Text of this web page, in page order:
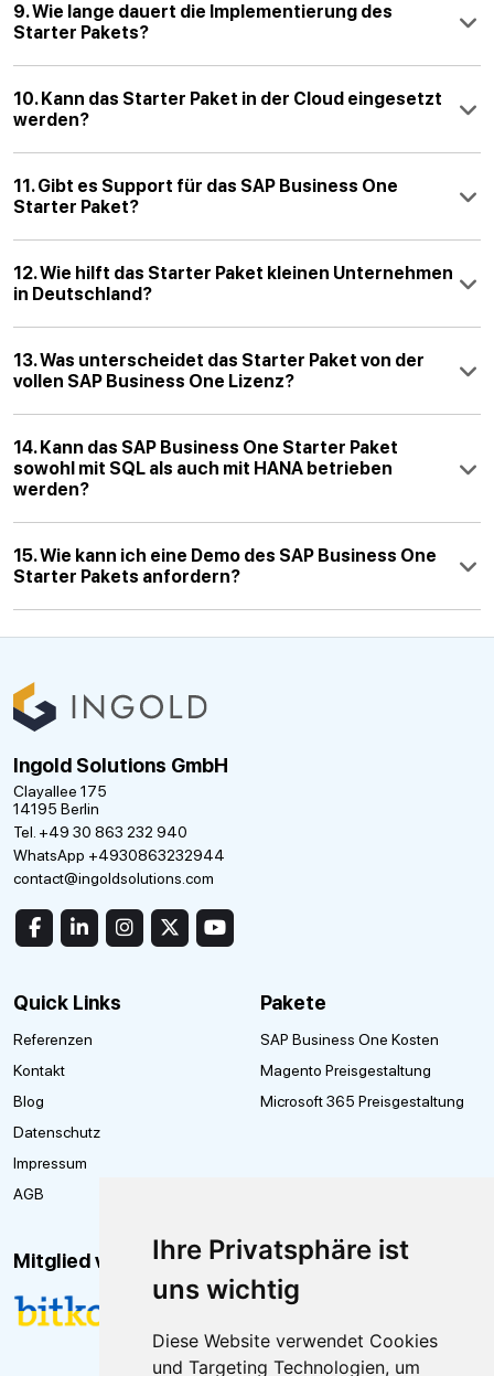
Ihre Privatsphäre ist
uns wichtig
Diese Website verwendet Cookies
und Targeting Technologien, um
9. Wie lange dauert die Implementierung des
Starter Pakets?
10. Kann das Starter Paket in der Cloud eingesetzt
werden?
11. Gibt es Support für das SAP Business One
Starter Paket?
12. Wie hilft das Starter Paket kleinen Unternehmen
in Deutschland?
13. Was unterscheidet das Starter Paket von der
vollen SAP Business One Lizenz?
14. Kann das SAP Business One Starter Paket
sowohl mit SQL als auch mit HANA betrieben
werden?
15. Wie kann ich eine Demo des SAP Business One
Starter Pakets anfordern?
Ingold Solutions GmbH
Clayallee 175
14195 Berlin
Tel. +49 30 863 232 940
WhatsApp +4930863232944
contact@ingoldsolutions.com
Quick Links
Referenzen
Kontakt
Blog
Datenschutz
Impressum
AGB
Pakete
SAP Business One Kosten
Magento Preisgestaltung
Microsoft 365 Preisgestaltung
Mitglied von